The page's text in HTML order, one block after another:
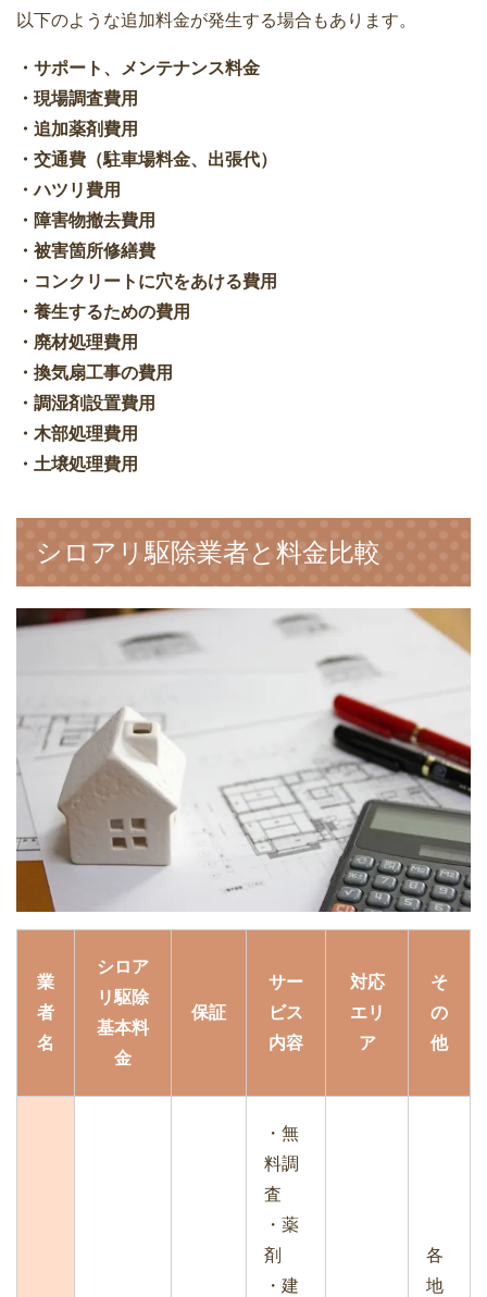
以下のような追加料金が発生する場合もあります。
・サポート、メンテナンス料金
・現場調査費用
・追加薬剤費用
・交通費（駐車場料金、出張代）
・ハツリ費用
・障害物撤去費用
・被害箇所修繕費
・コンクリートに穴をあける費用
・養生するための費用
・廃材処理費用
・換気扇工事の費用
・調湿剤設置費用
・木部処理費用
・土壌処理費用
シロアリ駆除業者と料金比較
業
者
名
シロア
リ駆除
基本料
金
保証
サー
ビス
内容
対応
エリ
ア
そ
の
他
・無
料調
査
・薬
剤
・建
各
地